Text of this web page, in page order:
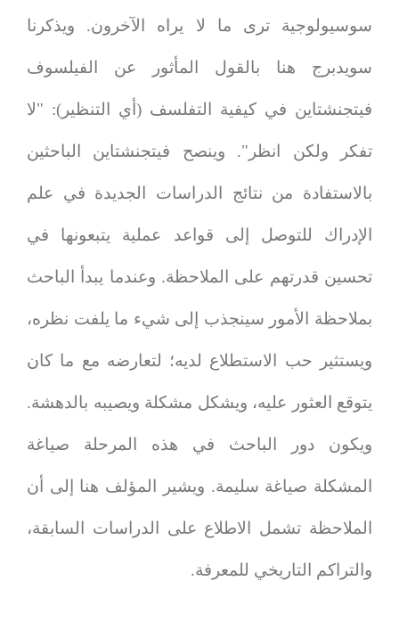
سوسيولوجية ترى ما لا يراه الآخرون. ويذكرنا
سويدبرج هنا بالقول المأثور عن الفيلسوف
فيتجنشتاين في كيفية التفلسف (أي التنظير): "لا
تفكر ولكن انظر". وينصح فيتجنشتاين الباحثين
بالاستفادة من نتائج الدراسات الجديدة في علم
الإدراك للتوصل إلى قواعد عملية يتبعونها في
تحسين قدرتهم على الملاحظة. وعندما يبدأ الباحث
بملاحظة الأمور سينجذب إلى شيء ما يلفت نظره،
ويستثير حب الاستطلاع لديه؛ لتعارضه مع ما كان
يتوقع العثور عليه، ويشكل مشكلة ويصيبه بالدهشة.
ويكون دور الباحث في هذه المرحلة صياغة
المشكلة صياغة سليمة. ويشير المؤلف هنا إلى أن
الملاحظة تشمل الاطلاع على الدراسات السابقة،
والتراكم التاريخي للمعرفة.